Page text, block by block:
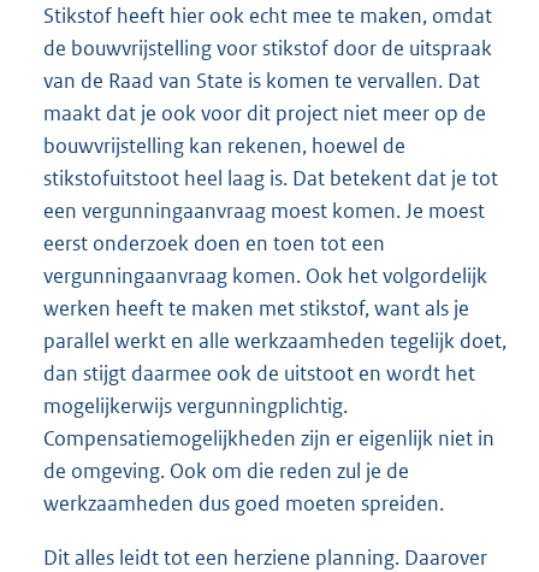
Stikstof heeft hier ook echt mee te maken, omdat
de bouwvrijstelling voor stikstof door de uitspraak
van de Raad van State is komen te vervallen. Dat
maakt dat je ook voor dit project niet meer op de
bouwvrijstelling kan rekenen, hoewel de
stikstofuitstoot heel laag is. Dat betekent dat je tot
een vergunningaanvraag moest komen. Je moest
eerst onderzoek doen en toen tot een
vergunningaanvraag komen. Ook het volgordelijk
werken heeft te maken met stikstof, want als je
parallel werkt en alle werkzaamheden tegelijk doet,
dan stijgt daarmee ook de uitstoot en wordt het
mogelijkerwijs vergunningplichtig.
Compensatiemogelijkheden zijn er eigenlijk niet in
de omgeving. Ook om die reden zul je de
werkzaamheden dus goed moeten spreiden.
Dit alles leidt tot een herziene planning. Daarover